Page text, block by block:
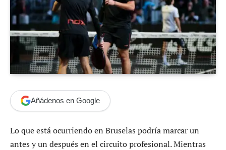
Añádenos en Google
Lo que está ocurriendo en Bruselas podría marcar un
antes y un después en el circuito profesional. Mientras